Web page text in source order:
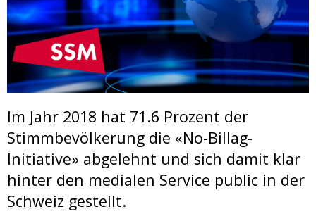
Im Jahr 2018 hat 71.6 Prozent der
Stimmbevölkerung die «No-Billag-
Initiative» abgelehnt und sich damit klar
hinter den medialen Service public in der
Schweiz gestellt.